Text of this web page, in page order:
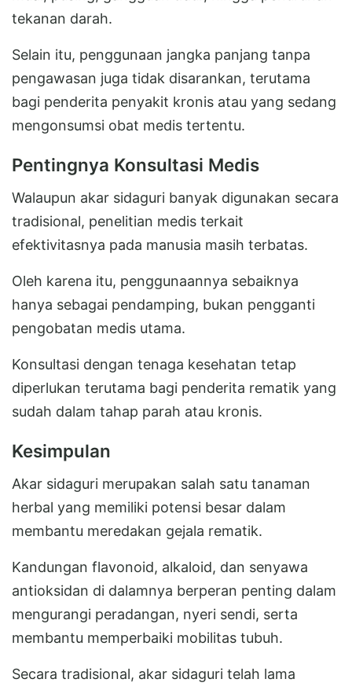
tekanan darah.
Selain itu, penggunaan jangka panjang tanpa
pengawasan juga tidak disarankan, terutama
bagi penderita penyakit kronis atau yang sedang
mengonsumsi obat medis tertentu.
Pentingnya Konsultasi Medis
Walaupun akar sidaguri banyak digunakan secara
tradisional, penelitian medis terkait
efektivitasnya pada manusia masih terbatas.
Oleh karena itu, penggunaannya sebaiknya
hanya sebagai pendamping, bukan pengganti
pengobatan medis utama.
Konsultasi dengan tenaga kesehatan tetap
diperlukan terutama bagi penderita rematik yang
sudah dalam tahap parah atau kronis.
Kesimpulan
Akar sidaguri merupakan salah satu tanaman
herbal yang memiliki potensi besar dalam
membantu meredakan gejala rematik.
Kandungan flavonoid, alkaloid, dan senyawa
antioksidan di dalamnya berperan penting dalam
mengurangi peradangan, nyeri sendi, serta
membantu memperbaiki mobilitas tubuh.
Secara tradisional, akar sidaguri telah lama